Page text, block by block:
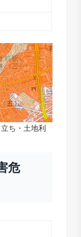
ち・土地利
危